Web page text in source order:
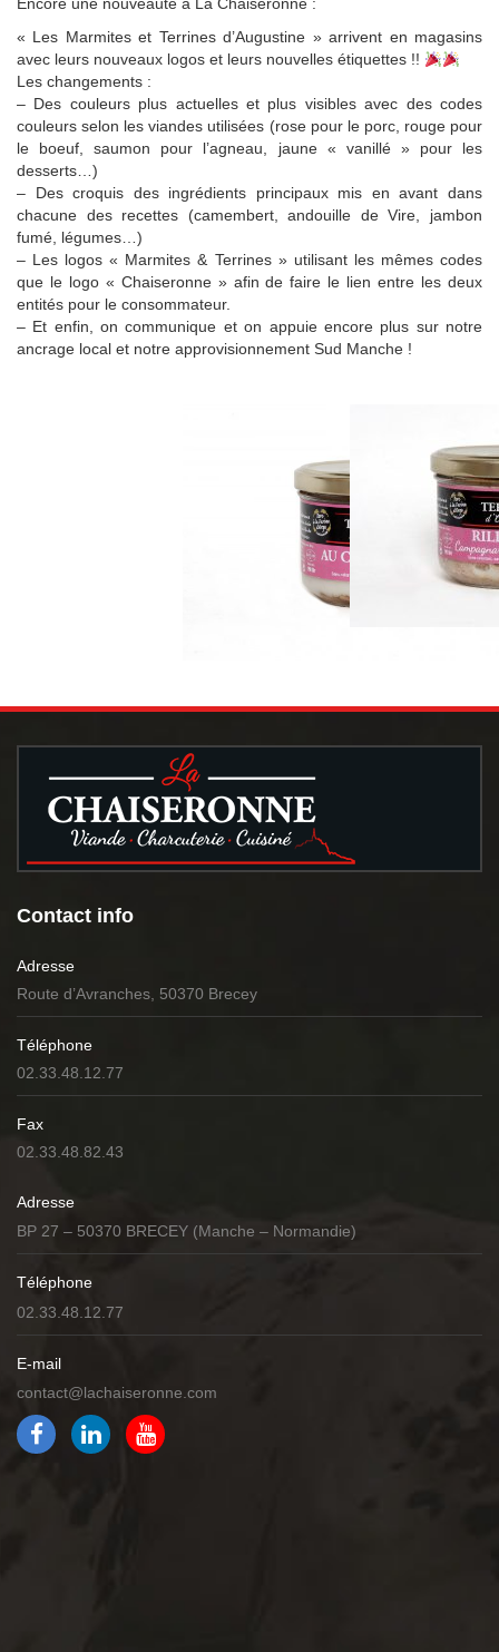
« Les Marmites et Terrines d’Augustine » arrivent en magasins
avec leurs nouveaux logos et leurs nouvelles étiquettes !!
Les changements :
– Des couleurs plus actuelles et plus visibles avec des codes
couleurs selon les viandes utilisées (rose pour le porc, rouge pour
le boeuf, saumon pour l’agneau, jaune « vanillé » pour les
desserts…)
– Des croquis des ingrédients principaux mis en avant dans
chacune des recettes (camembert, andouille de Vire, jambon
fumé, légumes…)
– Les logos « Marmites & Terrines » utilisant les mêmes codes
que le logo « Chaiseronne » afin de faire le lien entre les deux
entités pour le consommateur.
– Et enfin, on communique et on appuie encore plus sur notre
ancrage local et notre approvisionnement Sud Manche !
Contact info
Adresse
Route d’Avranches, 50370 Brecey
Téléphone
02.33.48.12.77
Fax
02.33.48.82.43
Adresse
BP 27 – 50370 BRECEY (Manche – Normandie)
Téléphone
02.33.48.12.77
E-mail
contact@lachaiseronne.com